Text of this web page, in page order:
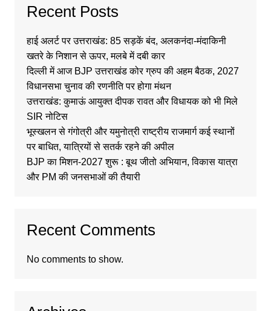
Recent Posts
हाई अलर्ट पर उत्तराखंड: 85 सड़कें बंद, अलकनंदा-मंदाकिनी
खतरे के निशान से ऊपर, मलबे में दबी कार
दिल्ली में आज BJP उत्तराखंड कोर ग्रुप की अहम बैठक, 2027
विधानसभा चुनाव की रणनीति पर होगा मंथन
उत्तराखंड: कुमाऊं आयुक्त दीपक रावत और विधायक को भी मिले
SIR नोटिस
भूस्खलन से गंगोत्री और यमुनोत्री राष्ट्रीय राजमार्ग कई स्थानों
पर बाधित, यात्रियों से सतर्क रहने की अपील
BJP का मिशन-2027 शुरू : बूथ जीतो अभियान, विकास यात्रा
और PM की जनसभाओं की तैयारी
Recent Comments
No comments to show.